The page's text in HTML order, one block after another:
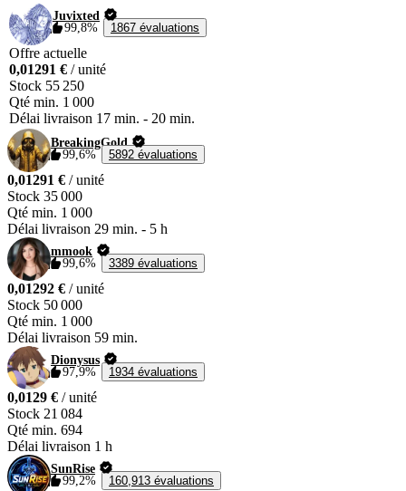
Juvixted
99,8%
1867 évaluations
Offre actuelle
0,01291 € / unité
Stock 55 250
Qté min. 1 000
Délai livraison 17 min. - 20 min.
BreakingGold
99,6%
5892 évaluations
0,01291 € / unité
Stock 35 000
Qté min. 1 000
Délai livraison 29 min. - 5 h
mmook
99,6%
3389 évaluations
0,01292 € / unité
Stock 50 000
Qté min. 1 000
Délai livraison 59 min.
Dionysus
97,9%
1934 évaluations
0,0129 € / unité
Stock 21 084
Qté min. 694
Délai livraison 1 h
SunRise
99,2%
160,913 évaluations